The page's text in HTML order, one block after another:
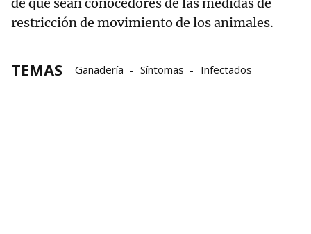
de que sean conocedores de las medidas de
restricción de movimiento de los animales.
TEMAS Ganadería Síntomas Infectados